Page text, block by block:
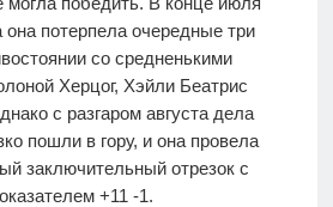
она потерпела очередные три
со средненькими
Херцог, Хэйли Беатрис
с разгаром августа дела
пошли в гору, и она провела
заключительный отрезок с
+11 -1.